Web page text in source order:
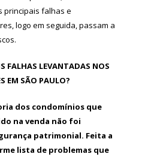
principais falhas e
logo em seguida, passam a
FALHAS LEVANTADAS NOS
EM SÃO PAULO?
dos condomínios que
na venda não foi
patrimonial. Feita a
lista de problemas que